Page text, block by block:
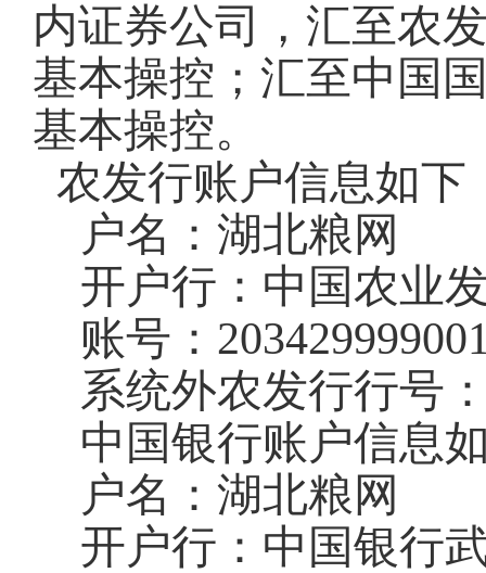
内证券公司，汇至农
基本操控；汇至中国
基本操控。
农发行账户信息如下
户名：湖北粮网
开户行：中国农业
账号：
系统外农发行行号
中国银行账户信息
户名：湖北粮网
开户行：中国银行